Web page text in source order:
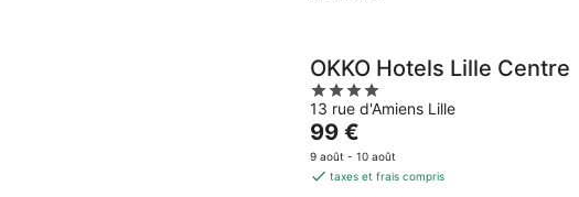
OKKO Hotels Lille Centre
4
out
of
5
13 rue d'Amiens Lille
Le
prix
est
99 €
9 août - 10 août
taxes et frais compris